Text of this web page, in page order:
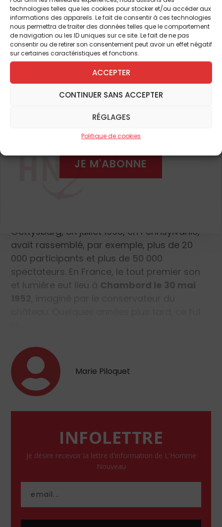
technologies telles que les cookies pour stocker et/ou accéder aux
informations des appareils. Le fait de consentir à ces technologies
nous permettra de traiter des données telles que le comportement
de navigation ou les ID uniques sur ce site. Le fait de ne pas
consentir ou de retirer son consentement peut avoir un effet négatif
sur certaines caractéristiques et fonctions.
ACCEPTER
CONTINUER SANS ACCEPTER
RÉGLAGES
Politique de cookies
accessibilité culturelle et de l’évidence du
goût réalise que quelque chose est en train
de lui échapper.
Un engouement international
Cet engouement pour l’immersion historique
n’est pourtant pas nouveau – et surtout, il
n’est pas spécifiquement français. Dans le
, l’« Histoire vivante »
le nombre de ses adeptes. Il s’agit, pour eux,
de faire revivre le passé, avec le plus de
Gettysburg, en juillet 1998, en Pennsylvanie,
avait rassemblé, par exemple, plus de 20
000 participants et plus de 50 000
spectateurs. En France, le tout premier son
et lumière eut lieu à Chambord le 30 mai
Pour continuer à lire cet
article
et de nombreux autres
PRÉSENT
JE M'ABONNE
Marie Piloquet
INFOLETTRE
Je désire recevoir la lettre d'information de L'Homme
Nouveau